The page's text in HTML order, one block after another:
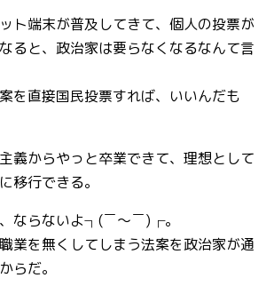
ト端末が普及してきて、個人の投票が
ると、政治家は要らなくなるなんて言
を直接国民投票すれば、いいんだも
義からやっと卒業できて、理想として
移行できる。
ならないよ┐(￣～￣)┌。
業を無くしてしまう法案を政治家が通
らだ。